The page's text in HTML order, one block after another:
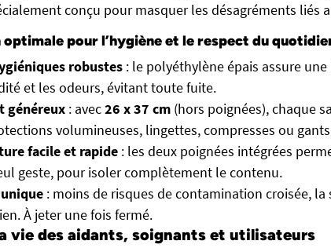
conçu pour masquer les désagréments liés
pour l’hygiène et le respect du
robustes : le polyéthylène épais assure
et les odeurs, évitant toute fuite.
généreux : avec26 x 37 cm (hors poignées), chaque
volumineuses, lingettes, compresses ou
facile et rapide : les deux poignées intégrées
geste, pour isoler complètement le contenu.
: moins de risques de contamination croisée,
À jeter une fois fermé.
vie des aidants, soignants et utilisateurs